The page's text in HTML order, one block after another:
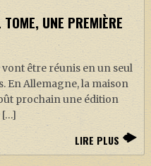
UNE PREMIÈRE
être réunis en un seul
En Allemagne, la maison
prochain une édition
[…]
LIRE PLUS